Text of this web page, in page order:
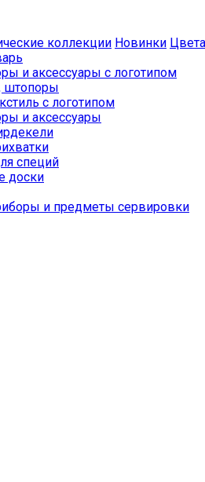
коллекции Новинки Цвета
и аксессуары с логотипом
штопоры
с логотипом
и аксессуары
специй
доски
и предметы сервировки